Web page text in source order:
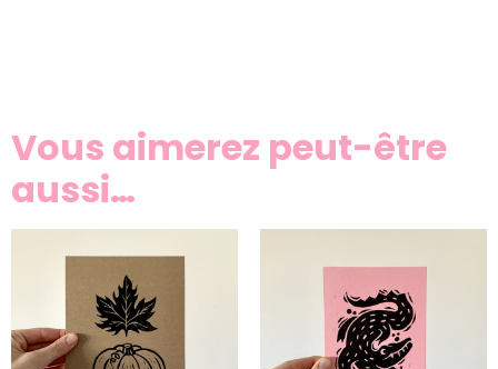
Vous aimerez peut-être
aussi…